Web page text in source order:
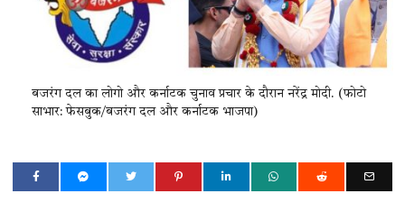
बजरंग दल का लोगो और कर्नाटक चुनाव प्रचार के दौरान नरेंद्र मोदी. (फोटो
साभार: फेसबुक/बजरंग दल और कर्नाटक भाजपा)